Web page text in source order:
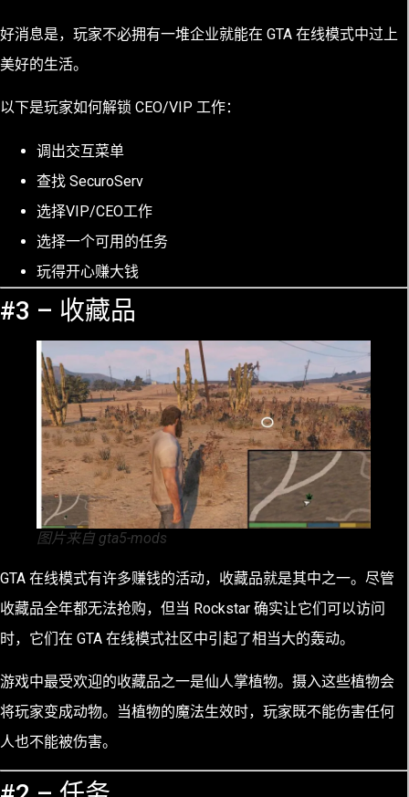
好消息是，玩家不必拥有一堆企业就能在 GTA 在线模式中过上
美好的生活。
以下是玩家如何解锁 CEO/VIP 工作：
调出交互菜单
查找 SecuroServ
选择VIP/CEO工作
选择一个可用的任务
玩得开心赚大钱
#3 – 收藏品
图片来自 gta5-mods
GTA 在线模式有许多赚钱的活动，收藏品就是其中之一。尽管
收藏品全年都无法抢购，但当 Rockstar 确实让它们可以访问
时，它们在 GTA 在线模式社区中引起了相当大的轰动。
游戏中最受欢迎的收藏品之一是仙人掌植物。摄入这些植物会
将玩家变成动物。当植物的魔法生效时，玩家既不能伤害任何
人也不能被伤害。